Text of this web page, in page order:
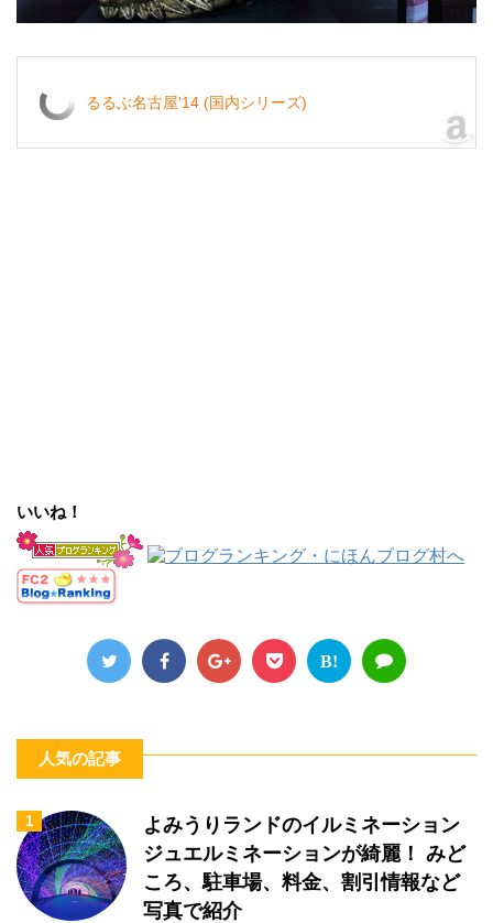
るるぶ名古屋'14 (国内シリーズ)
いいね！
B!
人気の記事
1
よみうりランドのイルミネーション
ジュエルミネーションが綺麗！ みど
ころ、駐車場、料金、割引情報など
写真で紹介